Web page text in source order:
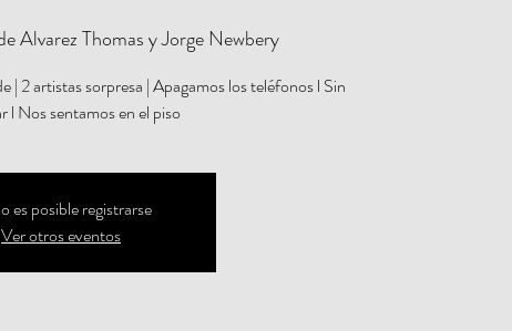
Alvarez Thomas y Jorge Newbery
2 artistas sorpresa | Apagamos los teléfonos l Sin
l Nos sentamos en el piso
es posible registrarse
Ver otros eventos